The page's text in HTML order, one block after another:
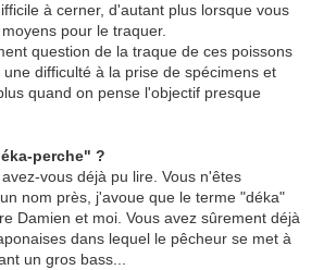
à cerner, d'autant plus lorsque vous
pour le traquer.
question de la traque de ces poissons
difficulté à la prise de spécimens et
quand on pense l'objectif presque
perche" ?
vous déjà pu lire. Vous n'êtes
nom près, j'avoue que le terme "déka"
Damien et moi. Vous avez sûrement déjà
dans lequel le pêcheur se met à
un gros bass...